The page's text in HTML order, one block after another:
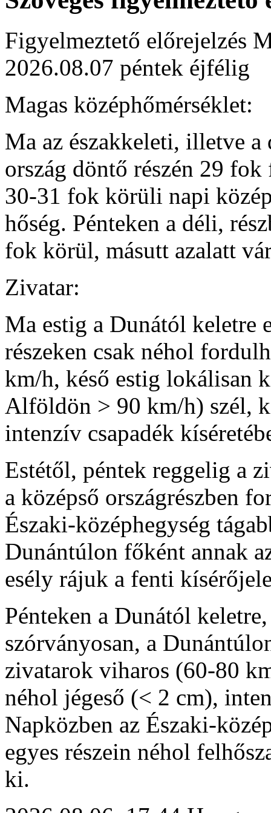
Figyelmeztető előrejelzés
2026.08.07 péntek éjfélig
Magas középhőmérséklet:
Ma az északkeleti, illetve
ország döntő részén 29
30-31 fok körüli napi
hőség. Pénteken a déli,
fok körül, másutt azalatt
Zivatar:
Ma estig a Dunától keletre
részeken csak néhol
km/h, késő estig lokálisan
Alföldön > 90 km/h) szél,
intenzív csapadék
Estétől, péntek reggelig a
a középső országrészben
Északi-középhegység
Dunántúlon főként annak
esély rájuk a fenti
Pénteken a Dunától
szórványosan, a
zivatarok viharos (60-80
néhol jégeső (< 2 cm),
Napközben az Északi-
egyes részein néhol
ki.